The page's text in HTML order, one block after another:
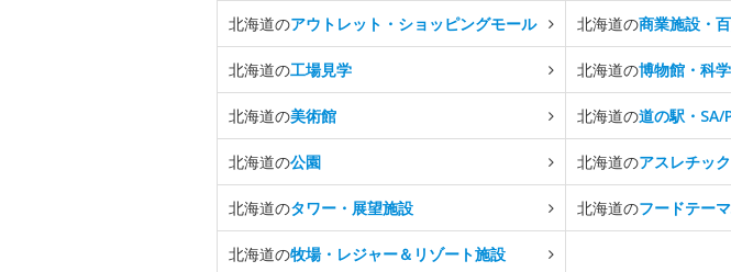
北海道のアウトレット・ショッピングモール 北海道の商業施設・
北海道の工場見学 北海道の博物館・科
北海道の美術館 北海道の道の駅・SA/
北海道の公園 北海道のアスレチック
北海道のタワー・展望施設 北海道のフードテー
北海道の牧場・レジャー＆リゾート施設